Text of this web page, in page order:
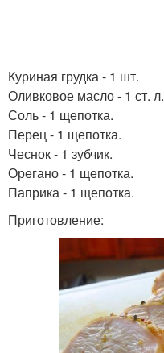
Куриная грудка - 1 шт.
Оливковое масло - 1 ст. л.
Соль - 1 щепотка.
Перец - 1 щепотка.
Чеснок - 1 зубчик.
Орегано - 1 щепотка.
Паприка - 1 щепотка.
Приготовление: